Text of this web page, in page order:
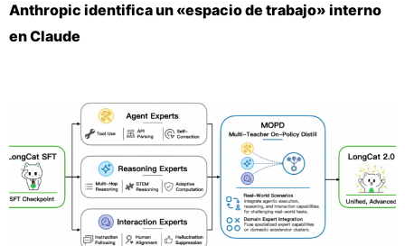
Anthropic identifica un «espacio de trabajo» interno
en Claude